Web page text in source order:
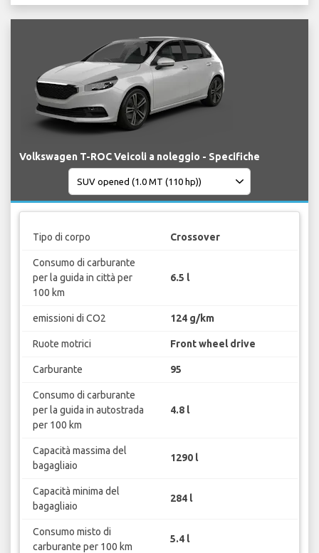
Volkswagen T-ROC Veicoli a noleggio - Specifiche
Tipo di corpo Crossover
Consumo di carburante
per la guida in città per
100 km
6.5 l
emissioni di CO2 124 g/km
Ruote motrici Front wheel drive
Carburante 95
Consumo di carburante
per la guida in autostrada
per 100 km
4.8 l
Capacità massima del
bagagliaio
1290 l
Capacità minima del
bagagliaio
284 l
Consumo misto di
carburante per 100 km
5.4 l